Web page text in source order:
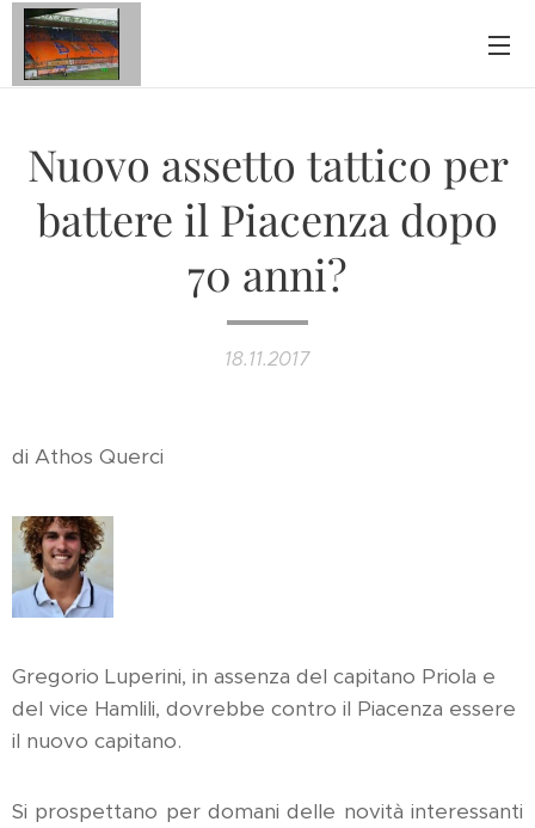
Nuovo assetto tattico per
battere il Piacenza dopo
70 anni?
18.11.2017
di Athos Querci
Gregorio Luperini, in assenza del capitano Priola e
del vice Hamlili, dovrebbe contro il Piacenza essere
il nuovo capitano.
Si prospettano per domani delle novità interessanti